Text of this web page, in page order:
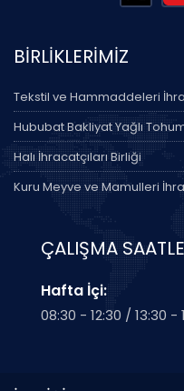
BİRLİKLERİMİZ
Tekstil ve Hammaddeleri
Hububat Bakliyat Yağlı
Halı İhracatçıları Birliği
Kuru Meyve ve Mamulleri
ÇALIŞMA
Hafta İçi:
08:30 - 12:30 / 13:30 -